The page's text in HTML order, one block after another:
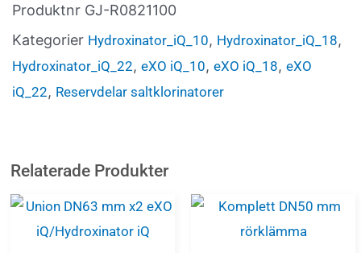
Produktnr GJ-R0821100
Kategorier Hydroxinator_iQ_10, Hydroxinator_iQ_18,
Hydroxinator_iQ_22, eXO iQ_10, eXO iQ_18, eXO
iQ_22, Reservdelar saltklorinatorer
Relaterade Produkter